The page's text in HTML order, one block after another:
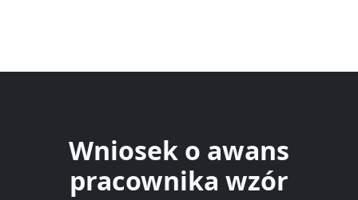
Wniosek o awans
pracownika wzór